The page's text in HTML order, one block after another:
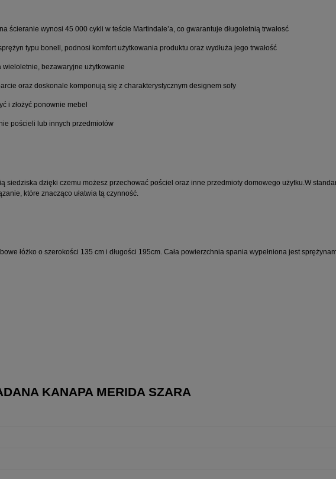
ścieranie wynosi 45 000 cykli w teście Martindale’a, co gwarantuje długoletnią trwałosć
typu bonell, podnosi komfort użytkowania produktu oraz wydłuża jego trwałość
wieloletnie, bezawaryjne użytkowanie
oraz doskonale komponują się z charakterystycznym designem sofy
i złożyć ponownie mebel
pościeli lub innych przedmiotów
siedziska dzięki czemu możesz przechować pościel oraz inne przedmioty domowego użytku.W
które znacząco ułatwia tą czynność.
łóżko o szerokości 135 cm i długości 195cm. Cała powierzchnia spania wypełniona jest
KANAPA MERIDA SZARA